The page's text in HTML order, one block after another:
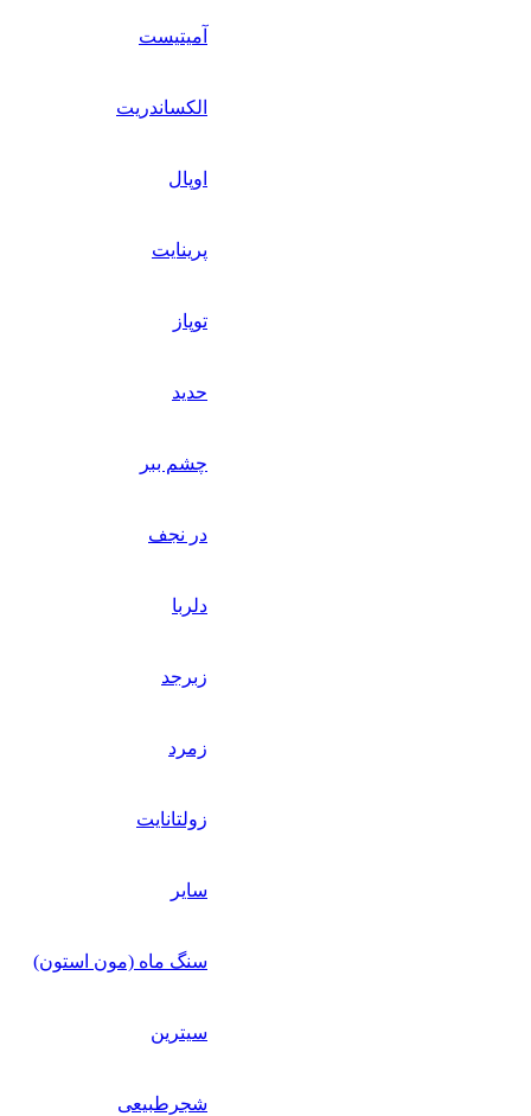
آمیتیست
الکساندریت
اوپال
پرینایت
توپاز
حدید
چشم ببر
در نجف
دلربا
زبرجد
زمرد
زولتانایت
سایر
سنگ ماه (مون استون)
سیترین
شجرطبیعی